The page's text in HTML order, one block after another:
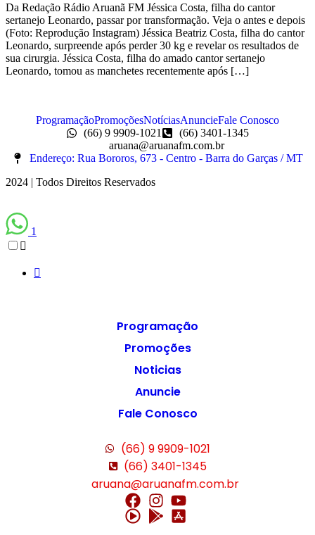
Da Redação Rádio Aruanã FM Jéssica Costa, filha do cantor
sertanejo Leonardo, passar por transformação. Veja o antes e depois
(Foto: Reprodução Instagram) Jéssica Beatriz Costa, filha do cantor
Leonardo, surpreende após perder 30 kg e revelar os resultados de
sua cirurgia. Jéssica Costa, filha do amado cantor sertanejo
Leonardo, tomou as manchetes recentemente após […]
ProgramaçãoPromoçõesNotíciasAnuncieFale Conosco
(66) 9 9909-1021
(66) 3401-1345
aruana@aruanafm.com.br
Endereço: Rua Bororos, 673 - Centro - Barra do Garças / MT
2024 | Todos Direitos Reservados
1
Programação
Promoções
Noticias
Anuncie
Fale Conosco
(66) 9 9909-1021
(66) 3401-1345
aruana@aruanafm.com.br